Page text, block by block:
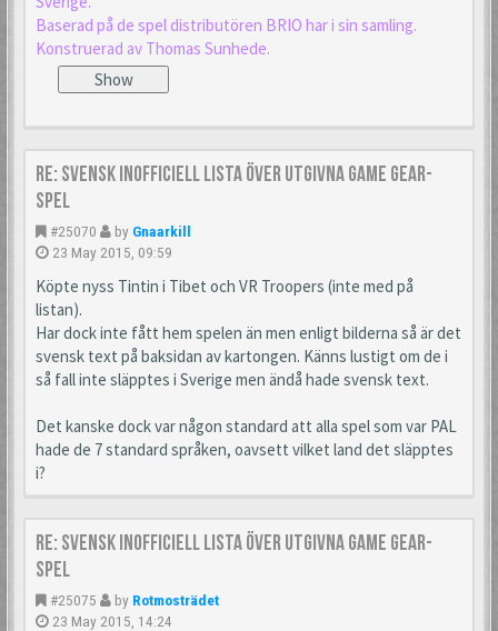
Baserad på de spel distributören BRIO har i sin samling.
Konstruerad av Thomas Sunhede.
Re: Svensk inofficiell lista över utgivna Game Gear-
spel
#25070 by Gnaarkill
23 May 2015, 09:59
Köpte nyss Tintin i Tibet och VR Troopers (inte med på
listan).
Har dock inte fått hem spelen än men enligt bilderna så är det
svensk text på baksidan av kartongen. Känns lustigt om de i
så fall inte släpptes i Sverige men ändå hade svensk text.
Det kanske dock var någon standard att alla spel som var PAL
hade de 7 standard språken, oavsett vilket land det släpptes
i?
Re: Svensk inofficiell lista över utgivna Game Gear-
spel
#25075 by Rotmosträdet
23 May 2015, 14:24